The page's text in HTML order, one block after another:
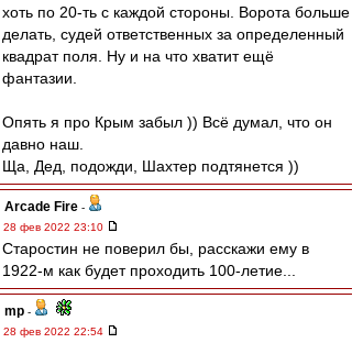
хоть по 20-ть с каждой стороны. Ворота больше
делать, судей ответственных за определенный
квадрат поля. Ну и на что хватит ещё
фантазии.
Опять я про Крым забыл )) Всё думал, что он
давно наш.
Ща, Дед, подожди, Шахтер подтянется ))
Arcade Fire -
28 фев 2022 23:10
Старостин не поверил бы, расскажи ему в
1922-м как будет проходить 100-летие...
mp -
28 фев 2022 22:54